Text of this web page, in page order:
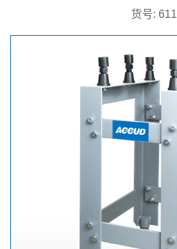
货号: 611